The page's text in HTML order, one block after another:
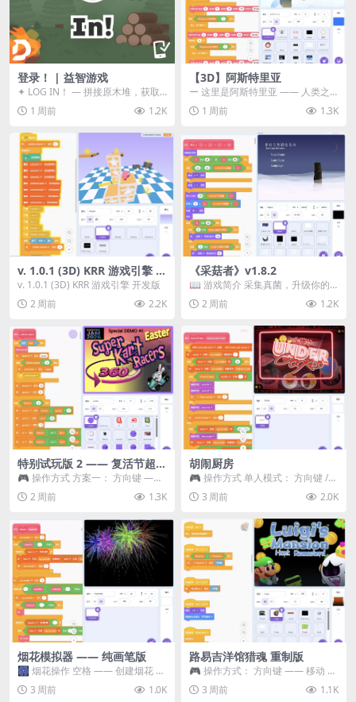
登录！ | 益智游戏
✦ LOG IN！ — 拼接原木堆，获取
分数！ ᑕ☲◎ ᑕ☲◎ ᑕ☲◎ ᑕ☲◎ ...
1 周前 1.2K
【3D】阿斯特里亚
ー 这里是阿斯特里亚 —— 人类之
罪与未来希望交汇之地 📖 游戏简
介 《阿斯特里...
1 周前 1.3K
v. 1.0.1 (3D) KRR 游戏引擎 开
发版
v. 1.0.1 (3D) KRR 游戏引擎 开发版
2 周前
2.2K
《采菇者》v1.8.2
📖 游戏简介 采集真菌，升级你的
机体，并前往未知领域探索。 这是
一款静谧的探索冒...
2 周前 1.2K
特别试玩版 2 —— 复活节超级
卡丁车赛
🎮 操作方式 方案一： 方向键 ——
移动 Z —— 跳跃 / 漂移 方案二： ...
2 周前 1.3K
胡闹厨房
🎮 操作方式 单人模式： 方向键 /
WASD —— 移动 Z / K —— 抓...
3 周前 2.0K
烟花模拟器 —— 纯画笔版
🎆 烟花操作 空格 —— 创建烟花 1
~ 3 —— 切换烟花类型 普通烟花
嘶...3 周前 1.0K
路易吉洋馆猎魂 重制版
🎮 操作方式： 方向键 —— 移动 &
跳跃 空格 —— 打开宝箱 将你...
3 周前 1.1K